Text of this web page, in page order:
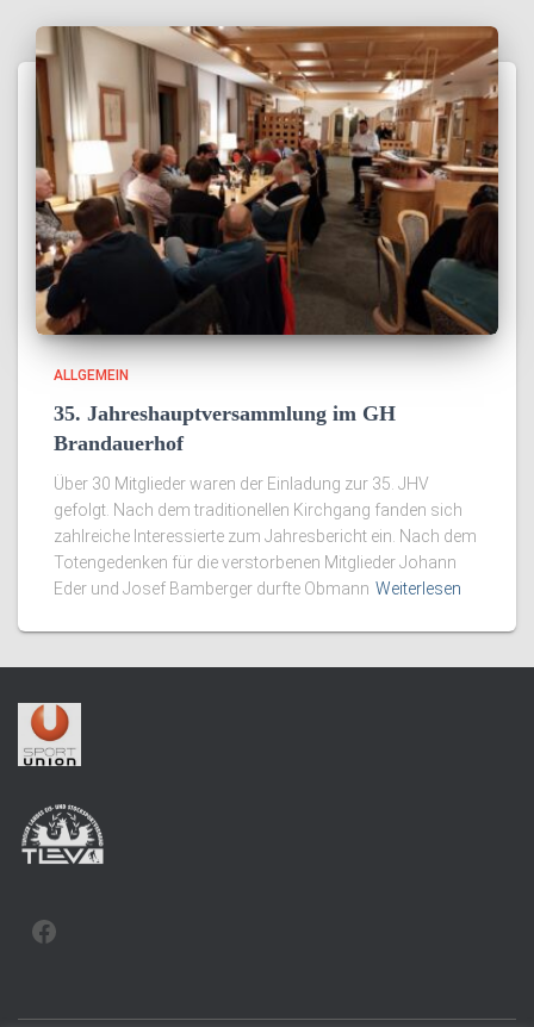
ALLGEMEIN
35. Jahreshauptversammlung im GH
Brandauerhof
Über 30 Mitglieder waren der Einladung zur 35. JHV
gefolgt. Nach dem traditionellen Kirchgang fanden sich
zahlreiche Interessierte zum Jahresbericht ein. Nach dem
Totengedenken für die verstorbenen Mitglieder Johann
Eder und Josef Bamberger durfte Obmann Weiterlesen